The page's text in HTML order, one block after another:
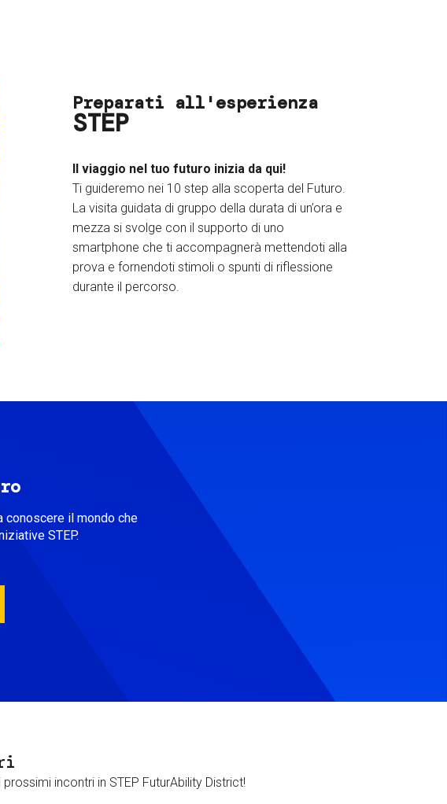
Preparati all'esperienza
STEP
Il viaggio nel tuo futuro inizia da qui!
Ti guideremo nei 10 step alla scoperta del Futuro.
La visita guidata di gruppo della durata di un’ora e
mezza si svolge con il supporto di uno
smartphone che ti accompagnerà mettendoti alla
prova e fornendoti stimoli o spunti di riflessione
durante il percorso.
conoscere il mondo che
STEP.
incontri in STEP FuturAbility District!